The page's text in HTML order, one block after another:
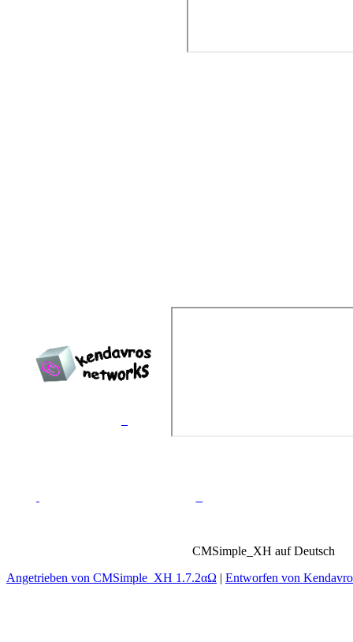
CMSimple_XH auf Deutsch
Angetrieben von CMSimple_XH 1.7.2αΩ | Entworfen von